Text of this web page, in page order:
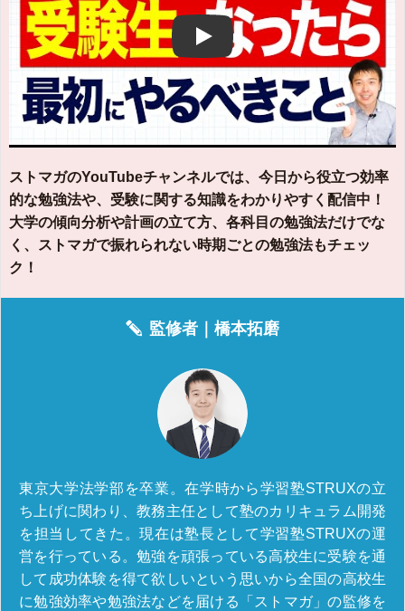
Play
ストマガのYouTubeチャンネルでは、今日から役立つ効率
的な勉強法や、受験に関する知識をわかりやすく配信中！
大学の傾向分析や計画の立て方、各科目の勉強法だけでな
く、ストマガで振れられない時期ごとの勉強法もチェッ
ク！
監修者｜橋本拓磨
東京大学法学部を卒業。在学時から学習塾STRUXの立
ち上げに関わり、教務主任として塾のカリキュラム開発
を担当してきた。現在は塾長として学習塾STRUXの運
営を行っている。勉強を頑張っている高校生に受験を通
して成功体験を得て欲しいという思いから全国の高校生
に勉強効率や勉強法などを届ける「ストマガ」の監修を